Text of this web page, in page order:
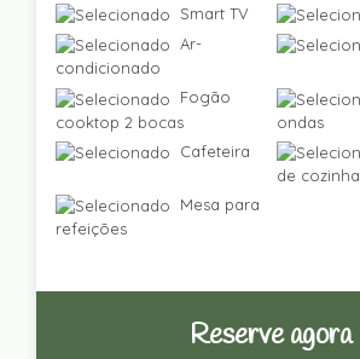
Smart TV
Ar-
condicionado
Fogão
cooktop 2 bocas
ondas
Cafeteira
de cozinha
Mesa para
refeições
Reserve agora